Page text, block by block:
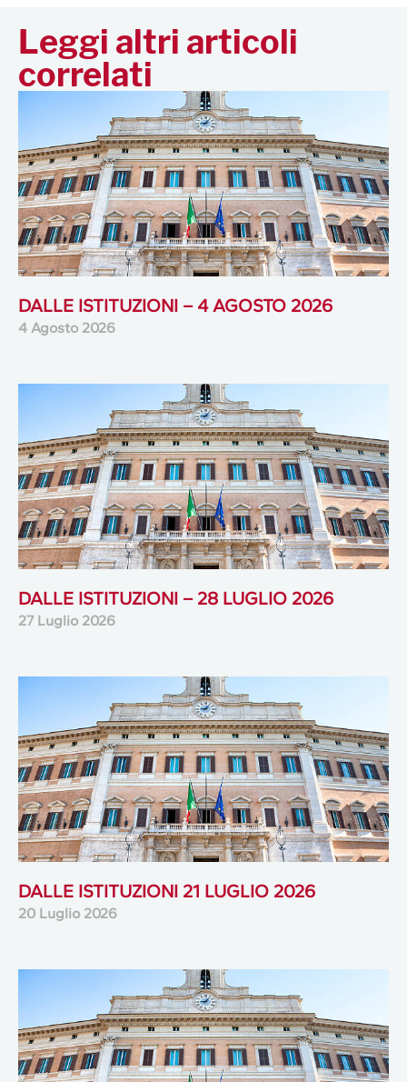
Leggi altri articoli
correlati
DALLE ISTITUZIONI – 4 AGOSTO 2026
4 Agosto 2026
DALLE ISTITUZIONI – 28 LUGLIO 2026
27 Luglio 2026
DALLE ISTITUZIONI 21 LUGLIO 2026
20 Luglio 2026